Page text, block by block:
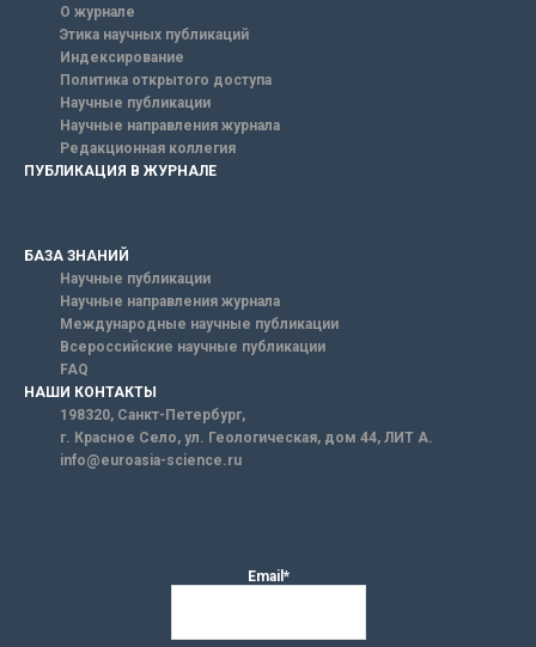
О журнале
Этика научных публикаций
Индексирование
Политика открытого доступа
Научные публикации
Научные направления журнала
Редакционная коллегия
ПУБЛИКАЦИЯ В ЖУРНАЛЕ
БАЗА ЗНАНИЙ
Научные публикации
Научные направления журнала
Международные научные публикации
Всероссийские научные публикации
FAQ
НАШИ КОНТАКТЫ
198320, Санкт-Петербург,
г. Красное Село, ул. Геологическая, дом 44, ЛИТ А.
info@euroasia-science.ru
Email*